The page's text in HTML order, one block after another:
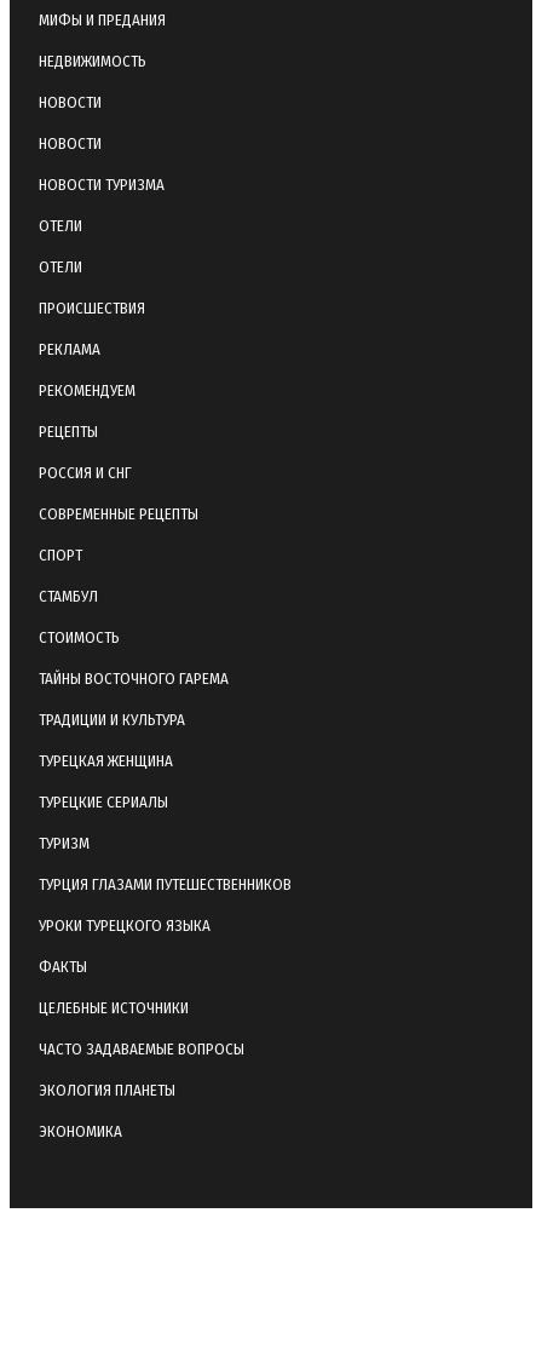
МИФЫ И ПРЕДАНИЯ
НЕДВИЖИМОСТЬ
НОВОСТИ
НОВОСТИ
НОВОСТИ ТУРИЗМА
ОТЕЛИ
ОТЕЛИ
ПРОИСШЕСТВИЯ
РЕКЛАМА
РЕКОМЕНДУЕМ
РЕЦЕПТЫ
РОССИЯ И СНГ
СОВРЕМЕННЫЕ РЕЦЕПТЫ
СПОРТ
СТАМБУЛ
СТОИМОСТЬ
ТАЙНЫ ВОСТОЧНОГО ГАРЕМА
ТРАДИЦИИ И КУЛЬТУРА
ТУРЕЦКАЯ ЖЕНЩИНА
ТУРЕЦКИЕ СЕРИАЛЫ
ТУРИЗМ
ТУРЦИЯ ГЛАЗАМИ ПУТЕШЕСТВЕННИКОВ
УРОКИ ТУРЕЦКОГО ЯЗЫКА
ФАКТЫ
ЦЕЛЕБНЫЕ ИСТОЧНИКИ
ЧАСТО ЗАДАВАЕМЫЕ ВОПРОСЫ
ЭКОЛОГИЯ ПЛАНЕТЫ
ЭКОНОМИКА